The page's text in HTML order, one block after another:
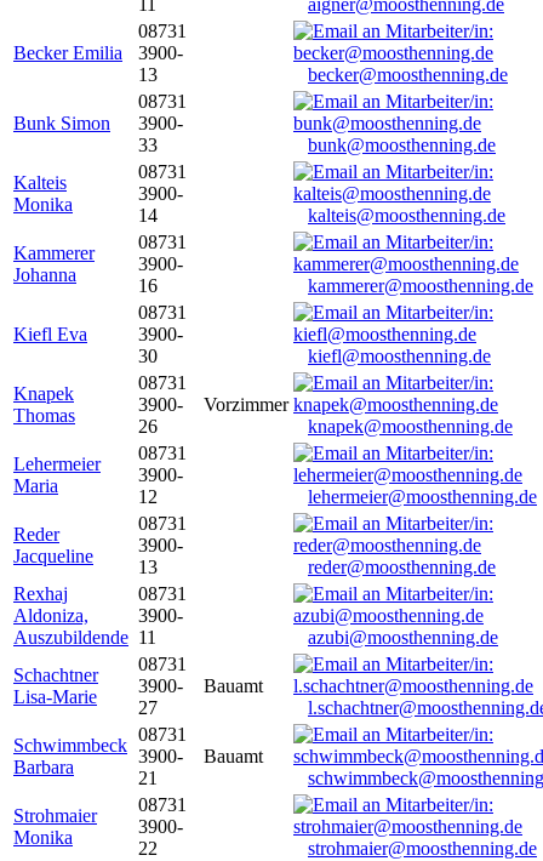
aigner@moosthenning.de
Becker Emilia
08731
3900-
13
becker@moosthenning.de
Bunk Simon
08731
3900-
33
bunk@moosthenning.de
Kalteis
Monika
08731
3900-
14
kalteis@moosthenning.de
Kammerer
Johanna
08731
3900-
16
kammerer@moosthenning.de
Kiefl Eva
08731
3900-
30
kiefl@moosthenning.de
Knapek
Thomas
08731
3900-
26
Vorzimmer
knapek@moosthenning.de
Lehermeier
Maria
08731
3900-
12
lehermeier@moosthenning.de
Reder
Jacqueline
08731
3900-
13
reder@moosthenning.de
Rexhaj
Aldoniza,
Auszubildende
08731
3900-
11
azubi@moosthenning.de
Schachtner
Lisa-Marie
08731
3900-
27
Bauamt
Schwimmbeck
Barbara
08731
3900-
21
Bauamt
Strohmaier
Monika
08731
3900-
22
strohmaier@moosthenning.de